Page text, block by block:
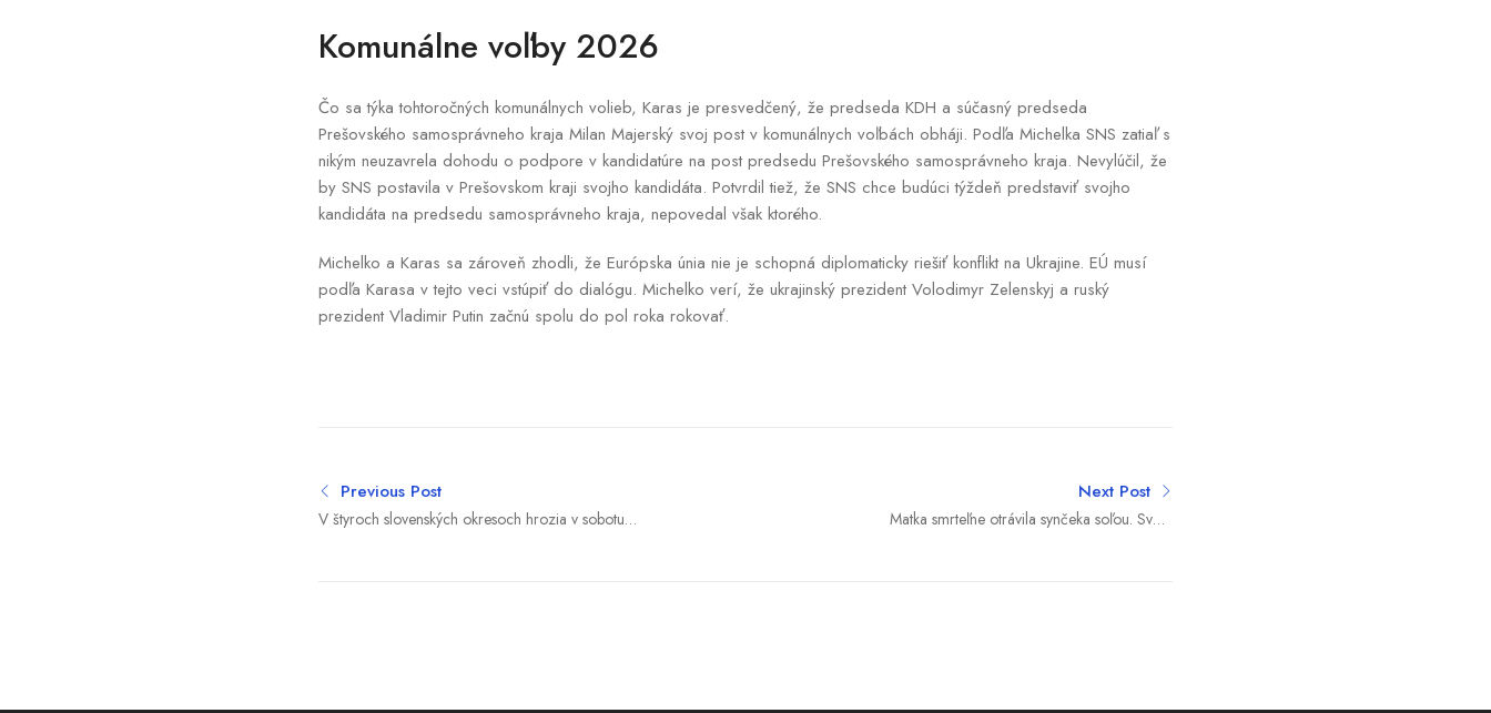
Komunálne voľby 2026
Čo sa týka tohtoročných komunálnych volieb, Karas je presvedčený, že predseda KDH a súčasný predseda
Prešovského samosprávneho kraja Milan Majerský svoj post v komunálnych voľbách obháji. Podľa Michelka SNS zatiaľ s
nikým neuzavrela dohodu o podpore v kandidatúre na post predsedu Prešovského samosprávneho kraja. Nevylúčil, že
by SNS postavila v Prešovskom kraji svojho kandidáta. Potvrdil tiež, že SNS chce budúci týždeň predstaviť svojho
kandidáta na predsedu samosprávneho kraja, nepovedal však ktorého.
Michelko a Karas sa zároveň zhodli, že Európska únia nie je schopná diplomaticky riešiť konflikt na Ukrajine. EÚ musí
podľa Karasa v tejto veci vstúpiť do dialógu. Michelko verí, že ukrajinský prezident Volodimyr Zelenskyj a ruský
prezident Vladimir Putin začnú spolu do pol roka rokovať.
Previous Post
V štyroch slovenských okresoch hrozia v sobotu
Next Post
Matka smrteľne otrávila synčeka soľou. Svoje